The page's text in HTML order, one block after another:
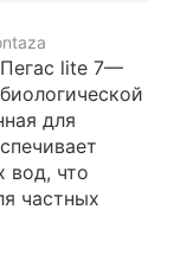
Пегас lite 7—
для
вод, что
частных